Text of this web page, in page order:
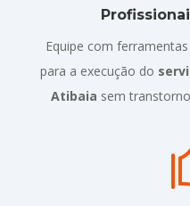
Equipe com
para a execução do
Atibaia sem